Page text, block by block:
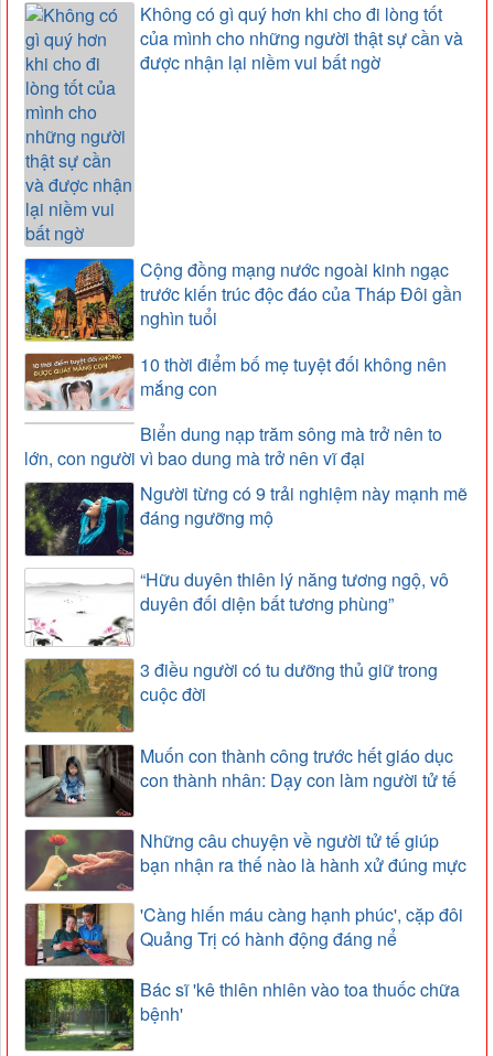
Không có gì quý hơn khi cho đi lòng tốt
của mình cho những người thật sự cần và
được nhận lại niềm vui bất ngờ
Cộng đồng mạng nước ngoài kinh ngạc
trước kiến trúc độc đáo của Tháp Đôi gần
nghìn tuổi
10 thời điểm bố mẹ tuyệt đối không nên
mắng con
Biển dung nạp trăm sông mà trở nên to
lớn, con người vì bao dung mà trở nên vĩ đại
Người từng có 9 trải nghiệm này mạnh mẽ
đáng ngưỡng mộ
“Hữu duyên thiên lý năng tương ngộ, vô
duyên đối diện bất tương phùng”
3 điều người có tu dưỡng thủ giữ trong
cuộc đời
Muốn con thành công trước hết giáo dục
con thành nhân: Dạy con làm người tử tế
Những câu chuyện về người tử tế giúp
bạn nhận ra thế nào là hành xử đúng mực
'Càng hiến máu càng hạnh phúc', cặp đôi
Quảng Trị có hành động đáng nể
Bác sĩ 'kê thiên nhiên vào toa thuốc chữa
bệnh'